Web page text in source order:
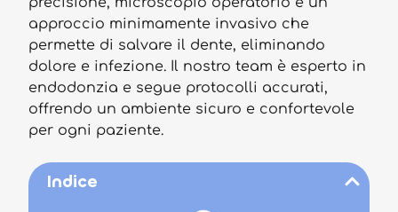
approccio minimamente invasivo che
permette di salvare il dente, eliminando
dolore e infezione. Il nostro team è esperto in
endodonzia e segue protocolli accurati,
offrendo un ambiente sicuro e confortevole
per ogni paziente.
Indice